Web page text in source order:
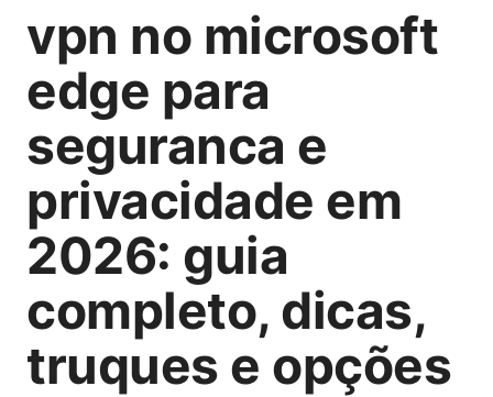
vpn no microsoft
edge para
seguranca e
privacidade em
2026: guia
completo, dicas,
truques e opções